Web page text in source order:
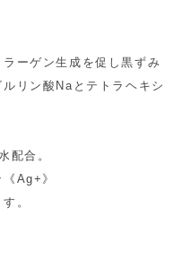
ーゲン生成を促し黒ずみ
リン酸Naとテトラヘキシ
配合。
Ag+》
。